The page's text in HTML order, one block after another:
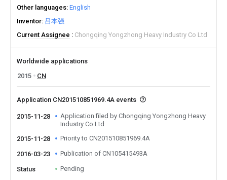
Other languages English
Inventor 吕本强
Current Assignee
Chongqing Yongzhong Heavy Industry Co Ltd
Worldwide applications
2015
CN
Application CN201510851969.4A events
2015-11-28
Application filed by Chongqing Yongzhong Heavy
Industry Co Ltd
2015-11-28
Priority to CN201510851969.4A
2016-03-23 Publication of CN105415493A
Status Pending